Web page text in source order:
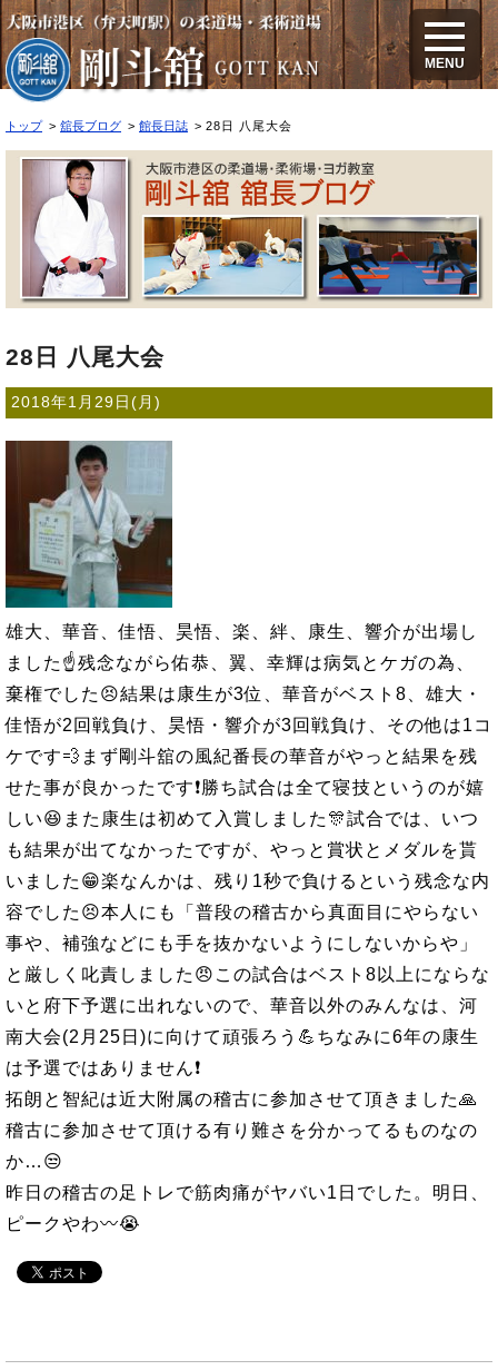
28日 八尾大会
MENU
トップ 舘長ブログ 館長日誌 28日 八尾大会
28日 八尾大会
2018年1月29日(月)
雄大、華音、佳悟、昊悟、楽、絆、康生、響介が出場し
ました☝残念ながら佑恭、翼、幸輝は病気とケガの為、
棄権でした😣結果は康生が3位、華音がベスト8、雄大・
佳悟が2回戦負け、昊悟・響介が3回戦負け、その他は1コ
ケです💨まず剛斗舘の風紀番長の華音がやっと結果を残
せた事が良かったです❗勝ち試合は全て寝技というのが嬉
しい😆また康生は初めて入賞しました🎊試合では、いつ
も結果が出てなかったですが、やっと賞状とメダルを貰
いました😁楽なんかは、残り1秒で負けるという残念な内
容でした😣本人にも「普段の稽古から真面目にやらない
事や、補強などにも手を抜かないようにしないからや」
と厳しく叱責しました😠この試合はベスト8以上にならな
いと府下予選に出れないので、華音以外のみんなは、河
南大会(2月25日)に向けて頑張ろう💪ちなみに6年の康生
は予選ではありません❗
拓朗と智紀は近大附属の稽古に参加させて頂きました🙏
稽古に参加させて頂ける有り難さを分かってるものなの
か…😒
昨日の稽古の足トレで筋肉痛がヤバい1日でした。明日、
ピークやわ〰😭